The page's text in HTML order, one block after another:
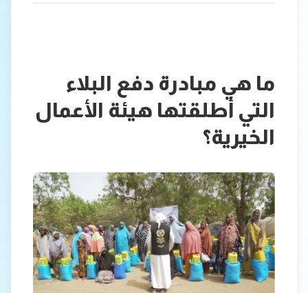
ما هي مبادرة دفع البلاء
التي أطلقتها هيئة الأعمال
الخيرية؟